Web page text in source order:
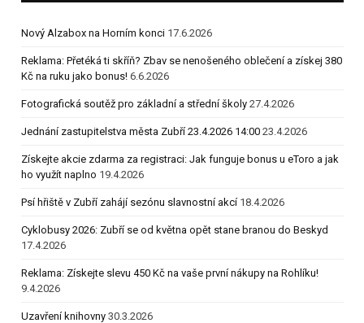
Nový Alzabox na Horním konci 17.6.2026
Reklama: Přetéká ti skříň? Zbav se nenošeného oblečení a získej 380
Kč na ruku jako bonus! 6.6.2026
Fotografická soutěž pro základní a střední školy 27.4.2026
Jednání zastupitelstva města Zubří 23.4.2026 14:00 23.4.2026
Získejte akcie zdarma za registraci: Jak funguje bonus u eToro a jak
ho využít naplno 19.4.2026
Psí hřiště v Zubří zahájí sezónu slavnostní akcí 18.4.2026
Cyklobusy 2026: Zubří se od května opět stane branou do Beskyd
17.4.2026
Reklama: Získejte slevu 450 Kč na vaše první nákupy na Rohlíku!
9.4.2026
Uzavření knihovny 30.3.2026